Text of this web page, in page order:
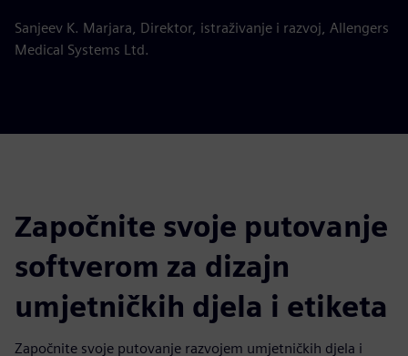
Sanjeev K. Marjara, Direktor, istraživanje i razvoj, Allengers
Medical Systems Ltd.
Započnite svoje putovanje
softverom za dizajn
umjetničkih djela i etiketa
Započnite svoje putovanje razvojem umjetničkih djela i